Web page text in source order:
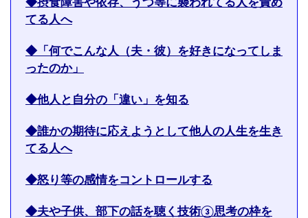
てる人へ
◆「何でこんな人（夫・彼）を好きになってしま
ったのか」
◆他人と自分の「違い」を知る
◆誰かの期待に応えようとして他人の人生を生き
てる人へ
◆怒り等の感情をコントロールする
◆夫や子供、部下の話を聴く技術③思考の枠を